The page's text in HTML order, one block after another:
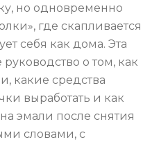
но одновременно
где скапливается
себя как дома. Эта
о том, как
какие средства
выработать и как
эмали после снятия
словами, с